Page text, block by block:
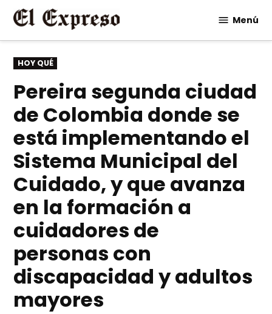
Saltar
contenido
Menú
PUBLICADO
EN
HOY QUÉ
Pereira segunda ciudad
de Colombia donde se
está implementando el
Sistema Municipal del
Cuidado, y que avanza
en la formación a
cuidadores de
personas con
discapacidad y adultos
mayores